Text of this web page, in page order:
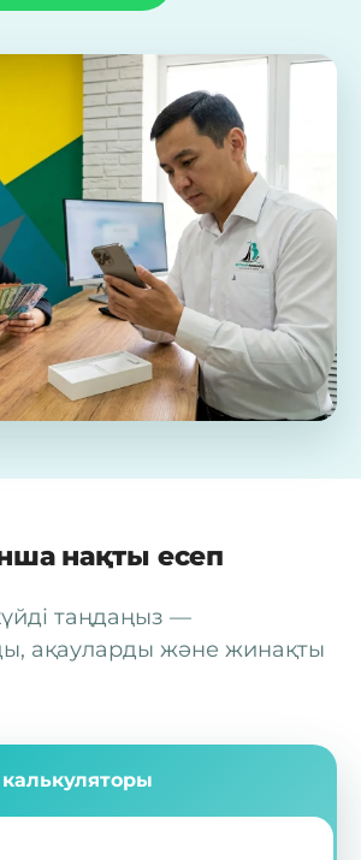
нақты есеп
таңдаңыз —
ақауларды және жинақты